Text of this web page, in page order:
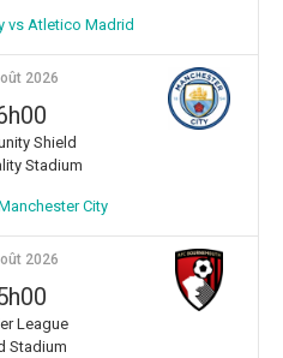
vs Atletico Madrid
2026
Shield
Stadium
City
2026
League
Stadium